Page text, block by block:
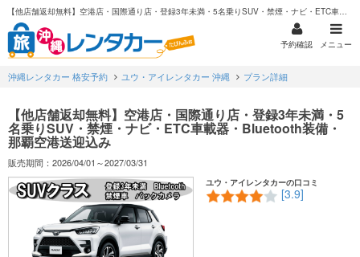
【他店舗返却無料】空港店・国際通り店・登録3年未満・5名乗りSUV・禁煙・ナビ・ETC車載器・Bluetooth装備・那覇空港送迎込み
予約確認 メニュー
沖縄レンタカー 格安予約 ユウ・アイレンタカー 沖縄 プラン詳細
【他店舗返却無料】空港店・国際通り店・登録3年未満・5
名乗りSUV・禁煙・ナビ・ETC車載器・Bluetooth装備・
那覇空港送迎込み
販売期間：2026/04/01～2027/03/31
ユウ・アイレンタカーの口コミ
[3.9]